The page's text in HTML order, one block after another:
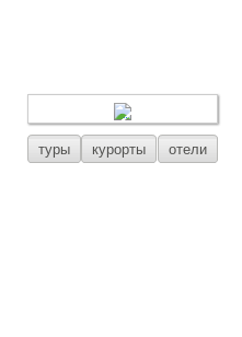
туры курорты отели